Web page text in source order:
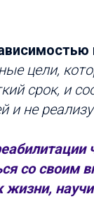
цели,
срок, и
и не
со своим